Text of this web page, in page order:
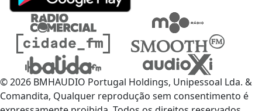
© 2026 BMHAUDIO Portugal Holdings, Unipessoal Lda. &
Comandita, Qualquer reprodução sem consentimento é